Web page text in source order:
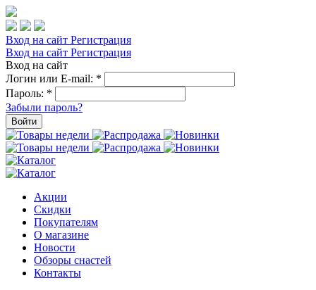
Вход на сайт Регистрация
Вход на сайт Регистрация
Вход на сайт
Логин или E-mail: *
Пароль: *
Забыли пароль?
Войти
Акции
Скидки
Покупателям
О магазине
Новости
Обзоры снастей
Контакты